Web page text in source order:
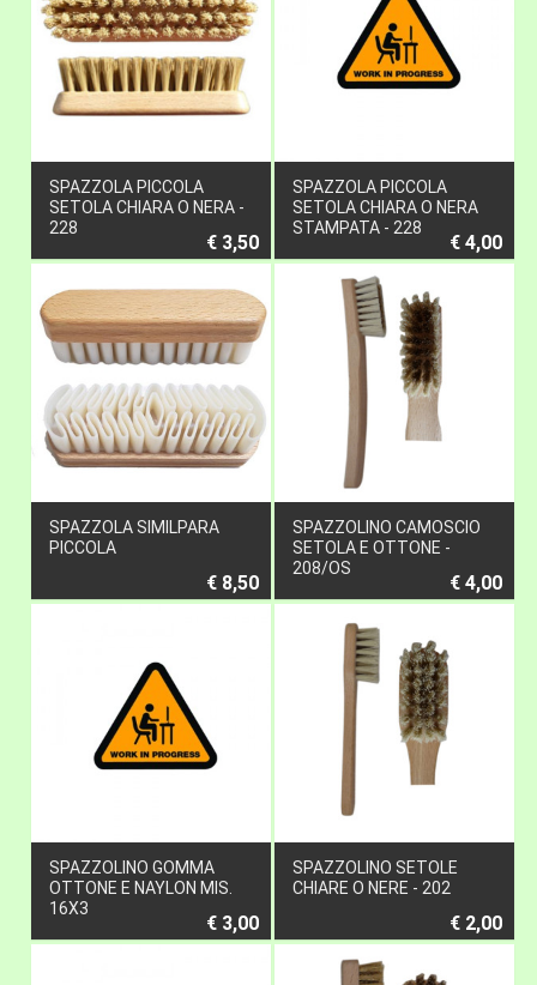
SPAZZOLA PICCOLA
SETOLA CHIARA O NERA -
228
€ 3,50
SPAZZOLA PICCOLA
SETOLA CHIARA O NERA
STAMPATA - 228
€ 4,00
SPAZZOLA SIMILPARA
PICCOLA
€ 8,50
SPAZZOLINO CAMOSCIO
SETOLA E OTTONE -
208/OS
€ 4,00
SPAZZOLINO GOMMA
OTTONE E NAYLON MIS.
16X3
€ 3,00
SPAZZOLINO SETOLE
CHIARE O NERE - 202
€ 2,00